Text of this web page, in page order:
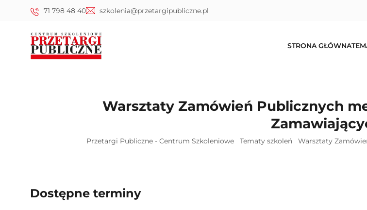
71 798 48 40 szkolenia@przetargipubliczne.pl
STRONA GŁÓWNA
Warsztaty Zamówień Publicznych
Przetargi Publiczne - Centrum Szkoleniowe Tematy szkoleń Warsztaty
Dostępne terminy